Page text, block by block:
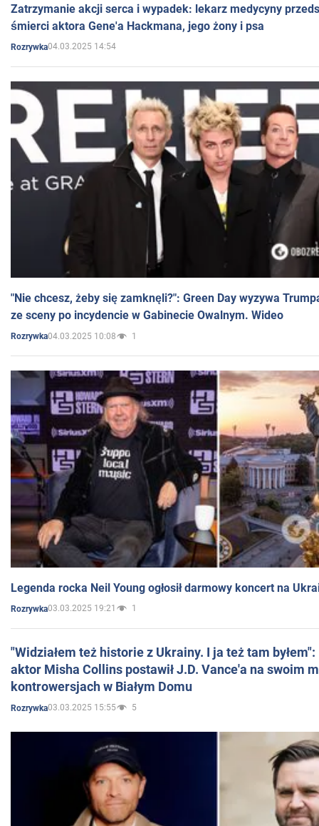
Zatrzymanie akcji serca i wypadek: lekarz medycyny
śmierci aktora Gene'a Hackmana, jego żony i psa
Rozrywka04.03.2025 14:54
"Nie chcesz, żeby się zamknęli?": Green Day wyzywa
ze sceny po incydencie w Gabinecie Owalnym. Wideo
Rozrywka04.03.2025 10:08 1
Legenda rocka Neil Young ogłosił darmowy koncert na
Rozrywka03.03.2025 19:21 1
"Widziałem też historie z Ukrainy. I ja też tam
aktor Misha Collins postawił J.D. Vance'a na swoim
kontrowersjach w Białym Domu
Rozrywka03.03.2025 15:55 5